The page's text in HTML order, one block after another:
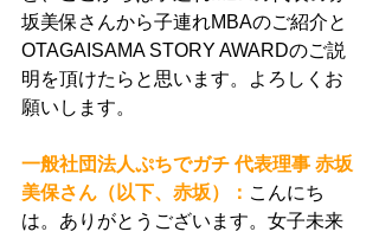
坂美保さんから子連れMBAのご紹介と
OTAGAISAMA STORY AWARDのご説
明を頂けたらと思います。よろしくお
願いします。
一般社団法人ぷちでガチ 代表理事 赤坂
美保さん（以下、赤坂）： こんにち
は。ありがとうございます。女子未来